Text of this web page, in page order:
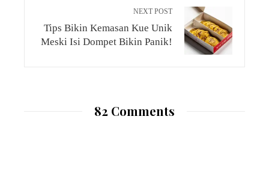
NEXT POST
Tips Bikin Kemasan Kue Unik
Meski Isi Dompet Bikin Panik!
82 Comments